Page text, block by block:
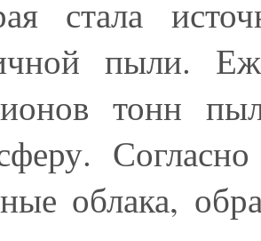
стала
пыли.
тонн
облака,